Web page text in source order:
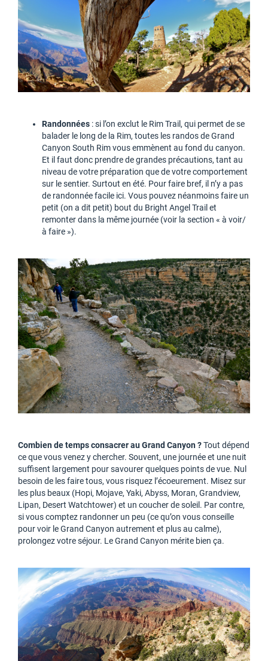
Randonnées : si l’on exclut le Rim Trail, qui permet de se
balader le long de la Rim, toutes les randos de Grand
Canyon South Rim vous emmènent au fond du canyon.
Et il faut donc prendre de grandes précautions, tant au
niveau de votre préparation que de votre comportement
sur le sentier. Surtout en été. Pour faire bref, il n’y a pas
de randonnée facile ici. Vous pouvez néanmoins faire un
petit (on a dit petit) bout du Bright Angel Trail et
remonter dans la même journée (voir la section « à voir/
à faire »).
Combien de temps consacrer au Grand Canyon ?Tout dépend
ce que vous venez y chercher. Souvent, une journée et une nuit
suffisent largement pour savourer quelques points de vue. Nul
besoin de les faire tous, vous risquez l’écoeurement. Misez sur
les plus beaux (Hopi, Mojave, Yaki, Abyss, Moran, Grandview,
Lipan, Desert Watchtower) et un coucher de soleil. Par contre,
si vous comptez randonner un peu (ce qu’on vous conseille
pour voir le Grand Canyon autrement et plus au calme),
prolongez votre séjour. Le Grand Canyon mérite bien ça.